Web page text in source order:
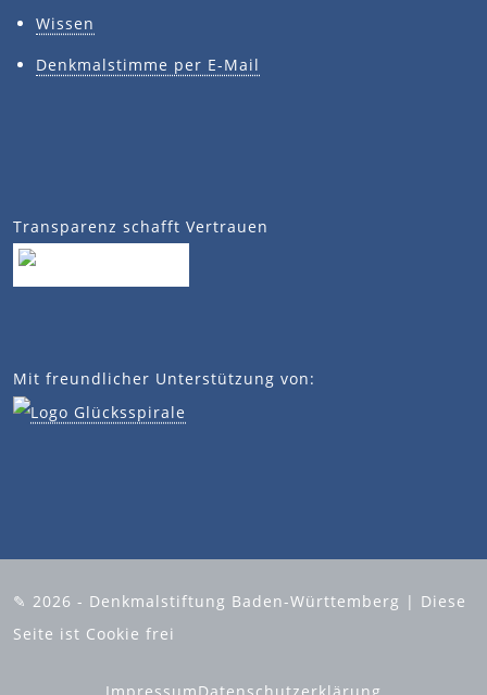
Wissen
Denkmalstimme per E-Mail
Transparenz schafft Vertrauen
Mit freundlicher Unterstützung von:
✎ 2026 - Denkmalstiftung Baden-Württemberg | Diese
Seite ist Cookie frei